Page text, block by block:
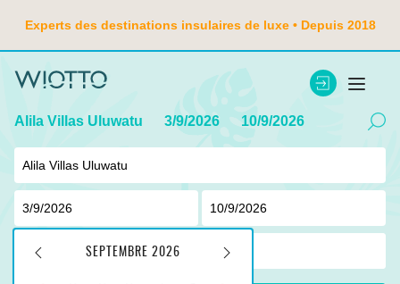
Experts des destinations insulaires de luxe • Depuis 2018
Alila Villas Uluwatu 3/9/2026 10/9/2026
SEPTEMBRE 2026
adulte , 0enfant